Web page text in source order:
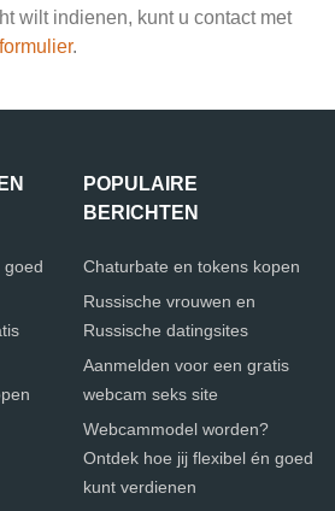
wilt indienen, kunt u contact met
.
goed
POPULAIRE
BERICHTEN
Chaturbate en tokens kopen
Russische vrouwen en
Russische datingsites
Aanmelden voor een gratis
webcam seks site
Webcammodel worden?
Ontdek hoe jij flexibel én goed
kunt verdienen